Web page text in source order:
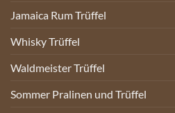
Jamaica Rum Trüffel
Whisky Trüffel
Waldmeister Trüffel
Sommer Pralinen und Trüffel